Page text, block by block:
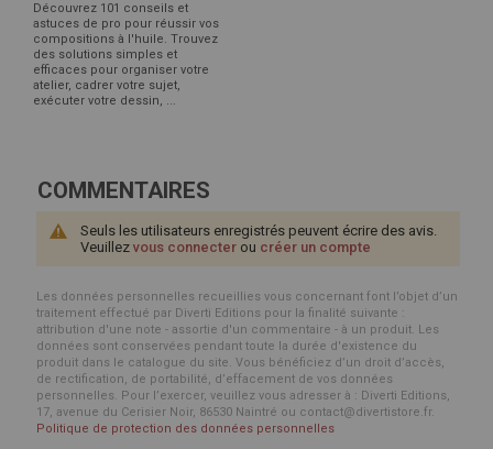
Découvrez 101 conseils et
astuces de pro pour réussir vos
compositions à l'huile. Trouvez
des solutions simples et
efficaces pour organiser votre
atelier, cadrer votre sujet,
exécuter votre dessin, ...
COMMENTAIRES
Seuls les utilisateurs enregistrés peuvent écrire des avis.
Veuillez vous connecter ou créer un compte
Les données personnelles recueillies vous concernant font l’objet d’un
traitement effectué par Diverti Editions pour la finalité suivante :
attribution d'une note - assortie d'un commentaire - à un produit. Les
données sont conservées pendant toute la durée d'existence du
produit dans le catalogue du site. Vous bénéficiez d’un droit d’accès,
de rectification, de portabilité, d’effacement de vos données
personnelles. Pour l’exercer, veuillez vous adresser à : Diverti Editions,
17, avenue du Cerisier Noir, 86530 Naintré ou contact@divertistore.fr.
Politique de protection des données personnelles